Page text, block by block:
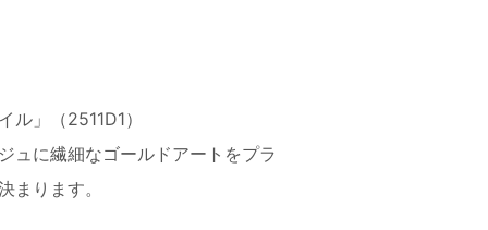
」（2511D1）
ュに繊細なゴールドアートをプラ
まります。